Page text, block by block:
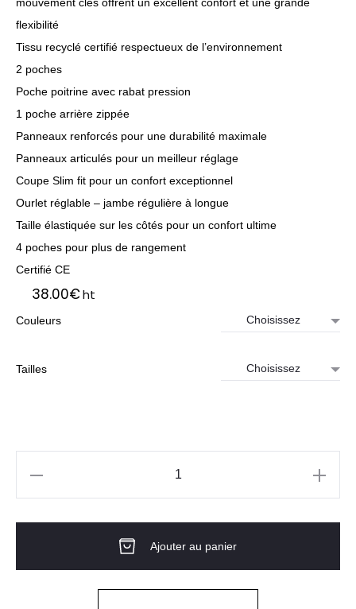
flexibilité
Tissu recyclé certifié respectueux de l’environnement
2 poches
Poche poitrine avec rabat pression
1 poche arrière zippée
Panneaux renforcés pour une durabilité maximale
Panneaux articulés pour un meilleur réglage
Coupe Slim fit pour un confort exceptionnel
Ourlet réglable – jambe régulière à longue
Taille élastiquée sur les côtés pour un confort ultime
4 poches pour plus de rangement
Certifié CE
38.00€ht
Couleurs
Tailles
Eco
Ajouter au panier